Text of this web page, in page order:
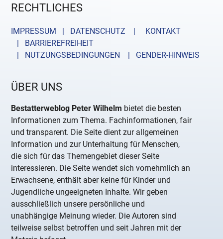
RECHTLICHES
IMPRESSUM | DATENSCHUTZ |
KONTAKT
| BARRIEREFREIHEIT
| NUTZUNGSBEDINGUNGEN
| GENDER-HINWEIS
ÜBER UNS
Bestatterweblog Peter Wilhelm bietet die besten
Informationen zum Thema. Fachinformationen, fair
und transparent. Die Seite dient zur allgemeinen
Information und zur Unterhaltung für Menschen,
die sich für das Themengebiet dieser Seite
interessieren. Die Seite wendet sich vornehmlich an
Erwachsene, enthält aber keine für Kinder und
Jugendliche ungeeigneten Inhalte. Wir geben
ausschließlich unsere persönliche und
unabhängige Meinung wieder. Die Autoren sind
teilweise selbst betroffen und seit Jahren mit der